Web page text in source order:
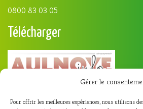
Gérer le
Pour offrir les meilleures expériences, nous utilisons
0800 83 03 05
Télécharger